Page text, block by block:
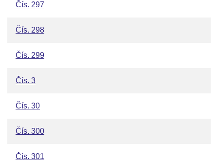
Čís. 297
Čís. 298
Čís. 299
Čís. 3
Čís. 30
Čís. 300
Čís. 301